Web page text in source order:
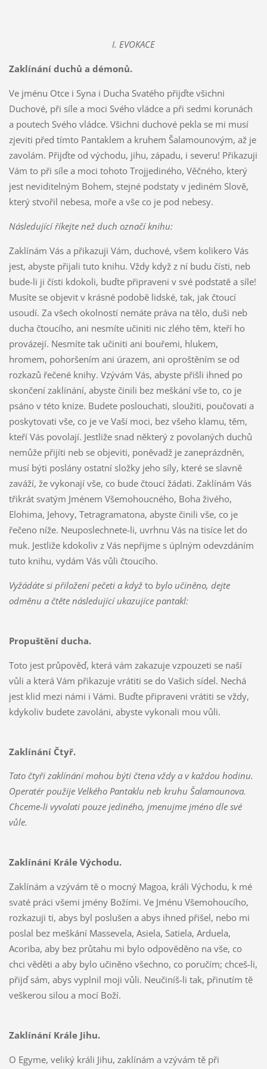
I. EVOKACE
Zaklínání duchů a démonů.
Ve jménu Otce i Syna i Ducha Svatého přijďte všichni
Duchové, při síle a moci Svého vládce a při sedmi korunách
a poutech Svého vládce. Všichni duchové pekla se mi musí
zjeviti před tímto Pantaklem a kruhem Šalamounovým, až je
zavolám. Přijďte od východu, jihu, západu, i severu! Přikazuji
Vám to při síle a moci tohoto Trojjediného, Věčného, který
jest neviditelným Bohem, stejné podstaty v jediném Slově,
který stvořil nebesa, moře a vše co je pod nebesy.
Následující říkejte než duch označí knihu:
Zaklínám Vás a přikazuji Vám, duchové, všem kolikero Vás
jest, abyste přijali tuto knihu. Vždy když z ní budu čísti, neb
bude-li ji čísti kdokoli, buďte připraveni v své podstatě a síle!
Musíte se objevit v krásné podobě lidské, tak, jak čtoucí
usoudí. Za všech okolností nemáte práva na tělo, duši neb
ducha čtoucího, ani nesmíte učiniti nic zlého těm, kteří ho
provázejí. Nesmíte tak učiniti ani bouřemi, hlukem,
hromem, pohoršením ani úrazem, ani oproštěním se od
rozkazů řečené knihy. Vzývám Vás, abyste přišli ihned po
skončení zaklínání, abyste činili bez meškání vše to, co je
psáno v této knize. Budete poslouchati, sloužiti, poučovati a
poskytovati vše, co je ve Vaší moci, bez všeho klamu, těm,
kteří Vás povolají. Jestliže snad některý z povolaných duchů
nemůže přijíti neb se objeviti, poněvadž je zaneprázdněn,
musí býti poslány ostatní složky jeho síly, které se slavně
zaváží, že vykonají vše, co bude čtoucí žádati. Zaklínám Vás
třikrát svatým Jménem Všemohoucného, Boha živého,
Elohima, Jehovy, Tetragramatona, abyste činili vše, co je
řečeno níže. Neuposlechnete-li, uvrhnu Vás na tisíce let do
muk. Jestliže kdokoliv z Vás nepřijme s úplným odevzdáním
tuto knihu, vydám Vás vůli čtoucího.
Vyžádáte si přiložení pečeti a když to bylo učiněno, dejte
odměnu a čtěte následující ukazujíce pantakl:
Propuštění ducha.
Toto jest průpověď, která vám zakazuje vzpouzeti se naší
vůli a která Vám přikazuje vrátiti se do Vašich sídel. Nechá
jest klid mezi námi i Vámi. Buďte připraveni vrátiti se vždy,
kdykoliv budete zavoláni, abyste vykonali mou vůli.
Zaklínání Čtyř.
Tato čtyři zaklínání mohou býti čtena vždy a v každou hodinu.
Operatér použije Velkého Pantaklu neb kruhu Šalamounova.
Chceme-li vyvolati pouze jediného, jmenujme jméno dle své
vůle.
Zaklínání Krále Východu.
Zaklínám a vzývám tě o mocný Magoa, králi Východu, k mé
svaté práci všemi jmény Božími. Ve Jménu Všemohoucího,
rozkazuji ti, abys byl poslušen a abys ihned přišel, nebo mi
poslal bez meškání Massevela, Asiela, Satiela, Arduela,
Acoriba, aby bez průtahu mi bylo odpověděno na vše, co
chci věděti a aby bylo učiněno všechno, co poručím; chceš-li,
přijď sám, abys vyplnil moji vůli. Neučiníš-li tak, přinutím tě
veškerou silou a mocí Boží.
Zaklínání Krále Jihu.
O Egyme, veliký králi Jihu, zaklínám a vzývám tě při